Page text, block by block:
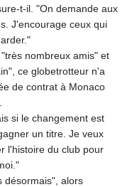
t-il. "On demande aux
J'encourage ceux qui
nombreux amis" et
ce globetrotteur n'a
de contrat à Monaco
si le changement est
un titre. Je veux
l'histoire du club pour
désormais", alors